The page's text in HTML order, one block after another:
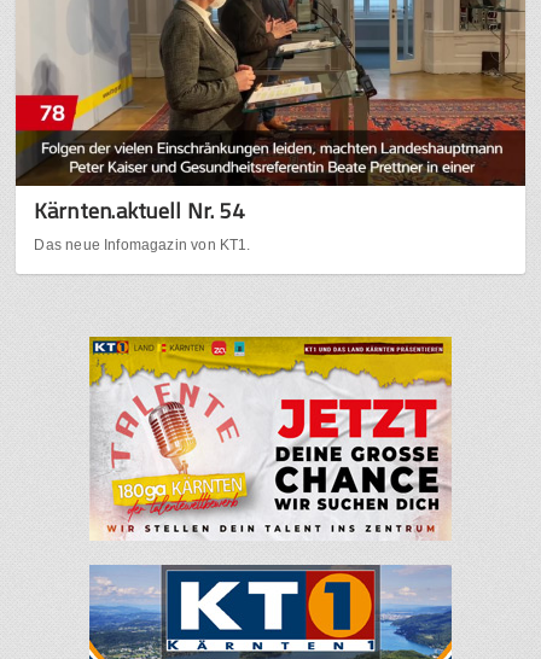
Kärnten.aktuell Nr. 54
Das neue Infomagazin von KT1.